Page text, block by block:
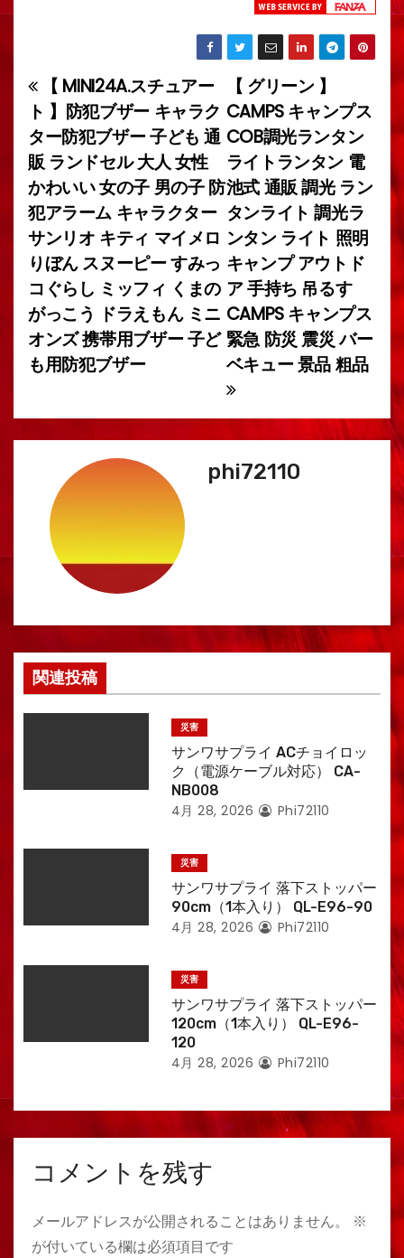
投
稿
ナ
ビ
ゲ
ー
シ
ョ
【 グリーン 】
CAMPS キャンプス
COB調光ランタン
ライトランタン 電
池式 通販 調光 ラン
タンライト 調光ラ
ンタン ライト 照明
キャンプ アウトド
ア 手持ち 吊るす
CAMPS キャンプス
緊急 防災 震災 バー
ベキュー 景品 粗品
【 MINI24A.スチュアー
ト 】防犯ブザー キャラク
ター防犯ブザー 子ども 通
販 ランドセル 大人 女性
かわいい 女の子 男の子 防
犯アラーム キャラクター
サンリオ キティ マイメロ
りぼん スヌーピー すみっ
コぐらし ミッフィ くまの
がっこう ドラえもん ミニ
オンズ 携帯用ブザー 子ど
も用防犯ブザー
phi72110
関連投稿
災害
サンワサプライ ACチョイロッ
ク（電源ケーブル対応） CA-
NB008
4月 28, 2026 Phi72110
災害
サンワサプライ 落下ストッパー
90cm（1本入り） QL-E96-90
4月 28, 2026 Phi72110
災害
サンワサプライ 落下ストッパー
120cm（1本入り） QL-E96-
120
4月 28, 2026 Phi72110
コメントを残す
メールアドレスが公開されることはありません。
※
が付いている欄は必須項目です